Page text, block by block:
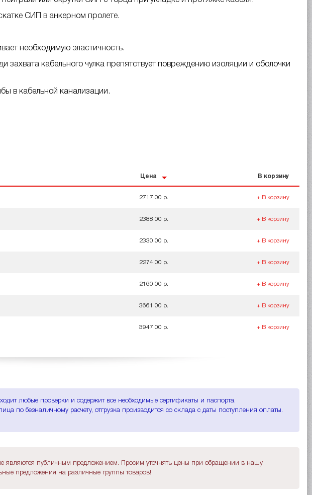
СИП в анкерном пролете.
необходимую эластичность.
кабельного чулка препятствует повреждению изоляции и оболочки
в кабельной канализации.
Цена В корзину
2717.00 р. + В корзину
2388.00 р. + В корзину
2330.00 р. + В корзину
2274.00 р. + В корзину
2160.00 р. + В корзину
3661.00 р. + В корзину
3947.00 р. + В корзину
любые проверки и содержит все необходимые сертификаты и паспорта.
по безналичному расчету, отгрузка производится со склада с даты поступления оплаты.
являются публичным предложением. Просим уточнять цены при обращении в нашу
предложения на различные группы товаров!